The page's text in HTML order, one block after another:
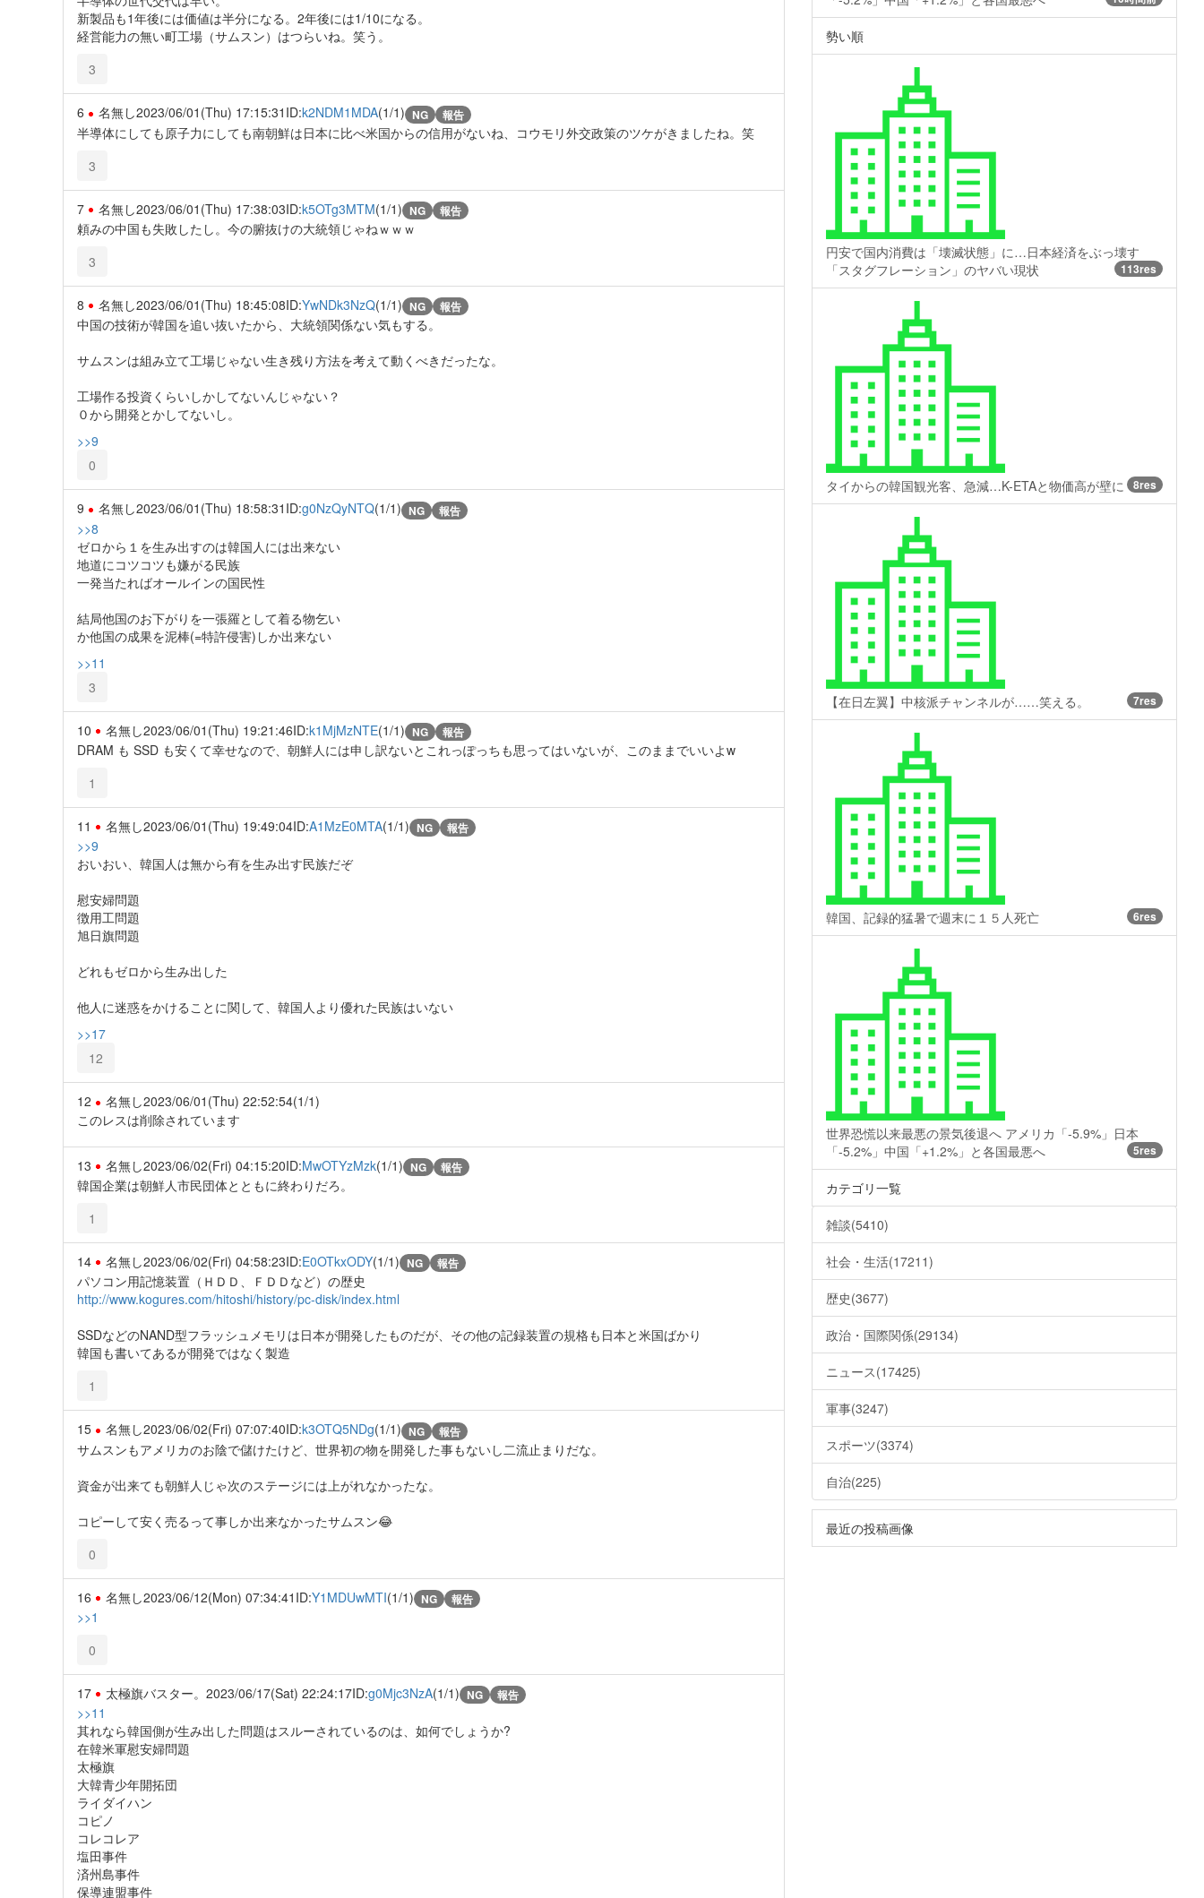
新製品も1年後には価値は半分になる。2年後には1/10になる。
経営能力の無い町工場（サムスン）はつらいね。笑う。
3
6 名無し2023/06/01(Thu) 17:15:31 ID:k2NDM1MDA(1/1) NG 報告
半導体にしても原子力にしても南朝鮮は日本に比べ米国からの信用がないね、コウモリ外交政策のツケがきましたね。笑
3
7 名無し2023/06/01(Thu) 17:38:03ID:k5OTg3MTM(1/1) NG 報告
頼みの中国も失敗したし。今の腑抜けの大統領じゃねｗｗｗ
3
8 名無し2023/06/01(Thu) 18:45:08ID:YwNDk3NzQ(1/1) NG 報告
中国の技術が韓国を追い抜いたから、大統領関係ない気もする。
サムスンは組み立て工場じゃない生き残り方法を考えて動くべきだったな。
工場作る投資くらいしかしてないんじゃない？
０から開発とかしてないし。
>>9
0
9 名無し2023/06/01(Thu) 18:58:31 ID:g0NzQyNTQ(1/1) NG 報告
>>8
ゼロから１を生み出すのは韓国人には出来ない
地道にコツコツも嫌がる民族
一発当たればオールインの国民性
結局他国のお下がりを一張羅として着る物乞い
か他国の成果を泥棒(=特許侵害)しか出来ない
>>11
3
10 名無し2023/06/01(Thu) 19:21:46ID:k1MjMzNTE(1/1) NG 報告
DRAM も SSD も安くて幸せなので、朝鮮人には申し訳ないとこれっぽっちも思ってはいないが、このままでいいよw
1
11 名無し2023/06/01(Thu) 19:49:04ID:A1MzE0MTA(1/1) NG 報告
>>9
おいおい、韓国人は無から有を生み出す民族だぞ
慰安婦問題
徴用工問題
旭日旗問題
どれもゼロから生み出した
他人に迷惑をかけることに関して、韓国人より優れた民族はいない
>>17
12
12 名無し2023/06/01(Thu) 22:52:54(1/1)
このレスは削除されています
13 名無し2023/06/02(Fri) 04:15:20ID:MwOTYzMzk(1/1) NG 報告
韓国企業は朝鮮人市民団体とともに終わりだろ。
1
14 名無し2023/06/02(Fri) 04:58:23ID:E0OTkxODY(1/1) NG 報告
パソコン用記憶装置（ＨＤＤ、ＦＤＤなど）の歴史
http://www.kogures.com/hitoshi/history/pc-disk/index.html
SSDなどのNAND型フラッシュメモリは日本が開発したものだが、その他の記録装置の規格も日本と米国ばかり
韓国も書いてあるが開発ではなく製造
1
15 名無し2023/06/02(Fri) 07:07:40ID:k3OTQ5NDg(1/1) NG 報告
サムスンもアメリカのお陰で儲けたけど、世界初の物を開発した事もないし二流止まりだな。
資金が出来ても朝鮮人じゃ次のステージには上がれなかったな。
コピーして安く売るって事しか出来なかったサムスン😂
0
16 名無し2023/06/12(Mon) 07:34:41 ID:Y1MDUwMTI(1/1) NG 報告
>>1
0
17 太極旗バスター。 2023/06/17(Sat) 22:24:17ID:g0Mjc3NzA(1/1) NG 報告
>>11
其れなら韓国側が生み出した問題はスルーされているのは、如何でしょうか?
在韓米軍慰安婦問題
太極旗
大韓青少年開拓団
ライダイハン
コピノ
コレコレア
塩田事件
済州島事件
保導連盟事件
勢い順
円安で国内消費は「壊滅状態」に…日本経済をぶっ壊す
「スタグフレーション」のヤバい現状
113res
タイからの韓国観光客、急減…K-ETAと物価高が壁に 8res
【在日左翼】中核派チャンネルが……笑える。 7res
韓国、記録的猛暑で週末に１５人死亡 6res
世界恐慌以来最悪の景気後退へ アメリカ「-5.9%」日本
「-5.2%」中国「+1.2%」と各国最悪へ
5res
カテゴリ一覧
雑談(5410)
社会・生活(17211)
歴史(3677)
政治・国際関係(29134)
ニュース(17425)
軍事(3247)
スポーツ(3374)
自治(225)
最近の投稿画像